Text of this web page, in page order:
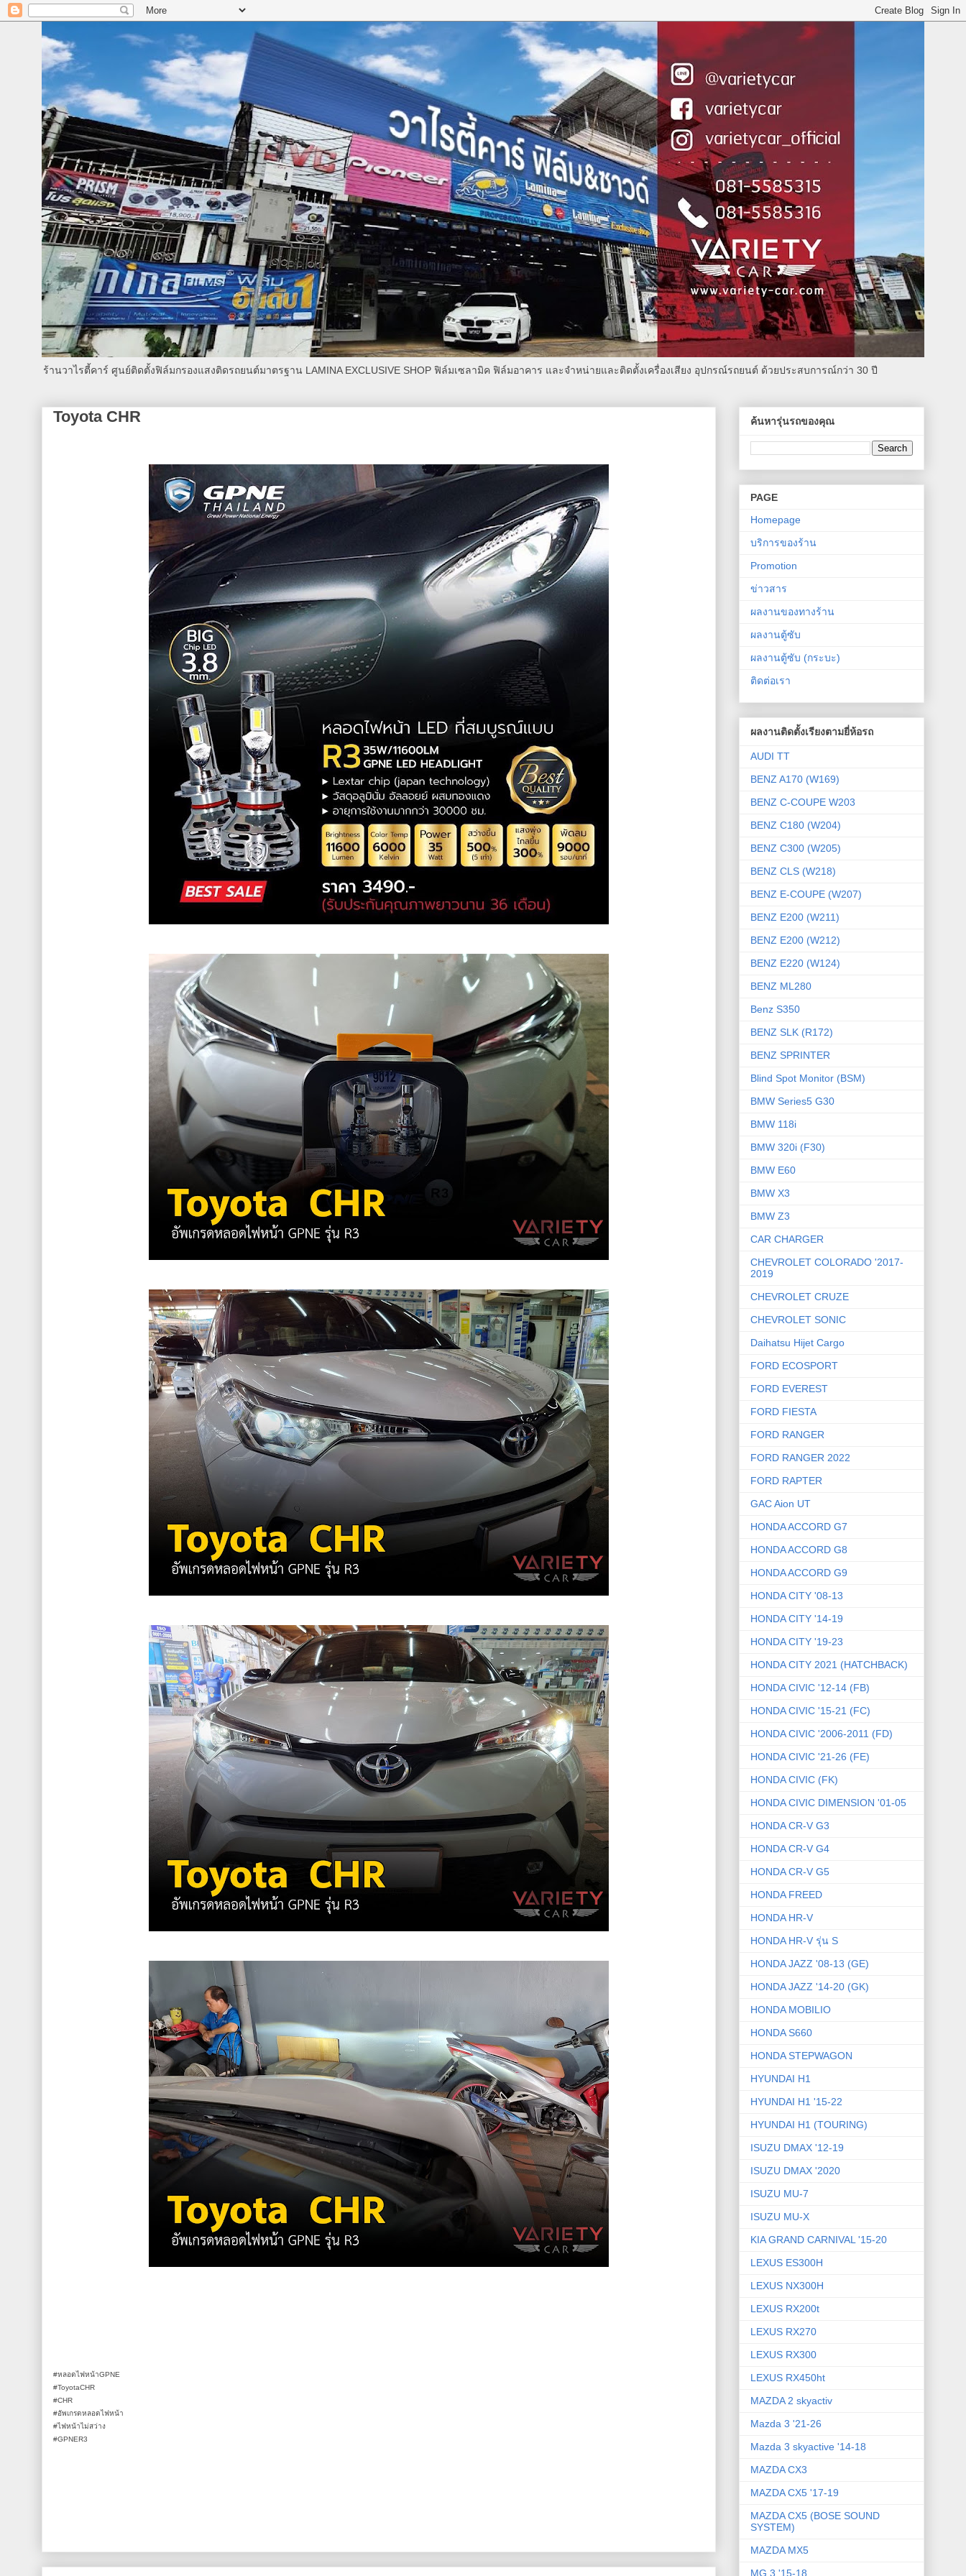
ร้านวาไรตี้คาร์ ศูนย์ติดตั้งฟิล์มกรองแสงติดรถยนต์มาตรฐาน LAMINA EXCLUSIVE SHOP ฟิล์มเซลามิค ฟิล์มอาคาร และจำหน่ายและติดตั้งเครื่องเสียง อุปกรณ์รถยนต์ ด้วยประสบการณ์กว่า 30 ปี
Toyota CHR
#หลอดไฟหน้าGPNE
#ToyotaCHR
#CHR
#อัพเกรดหลอดไฟหน้า
#ไฟหน้าไม่สว่าง
#GPNER3
ค้นหารุ่นรถของคุณ
PAGE
Homepage
บริการของร้าน
Promotion
ข่าวสาร
ผลงานของทางร้าน
ผลงานตู้ซับ
ผลงานตู้ซับ (กระบะ)
ติดต่อเรา
ผลงานติดตั้งเรียงตามยี่ห้อรถ
AUDI TT
BENZ A170 (W169)
BENZ C-COUPE W203
BENZ C180 (W204)
BENZ C300 (W205)
BENZ CLS (W218)
BENZ E-COUPE (W207)
BENZ E200 (W211)
BENZ E200 (W212)
BENZ E220 (W124)
BENZ ML280
Benz S350
BENZ SLK (R172)
BENZ SPRINTER
Blind Spot Monitor (BSM)
BMW Series5 G30
BMW 118i
BMW 320i (F30)
BMW E60
BMW X3
BMW Z3
CAR CHARGER
CHEVROLET COLORADO '2017-
2019
CHEVROLET CRUZE
CHEVROLET SONIC
Daihatsu Hijet Cargo
FORD ECOSPORT
FORD EVEREST
FORD FIESTA
FORD RANGER
FORD RANGER 2022
FORD RAPTER
GAC Aion UT
HONDA ACCORD G7
HONDA ACCORD G8
HONDA ACCORD G9
HONDA CITY '08-13
HONDA CITY '14-19
HONDA CITY '19-23
HONDA CITY 2021 (HATCHBACK)
HONDA CIVIC '12-14 (FB)
HONDA CIVIC '15-21 (FC)
HONDA CIVIC '2006-2011 (FD)
HONDA CIVIC '21-26 (FE)
HONDA CIVIC (FK)
HONDA CIVIC DIMENSION '01-05
HONDA CR-V G3
HONDA CR-V G4
HONDA CR-V G5
HONDA FREED
HONDA HR-V
HONDA HR-V รุ่น S
HONDA JAZZ '08-13 (GE)
HONDA JAZZ '14-20 (GK)
HONDA MOBILIO
HONDA S660
HONDA STEPWAGON
HYUNDAI H1
HYUNDAI H1 '15-22
HYUNDAI H1 (TOURING)
ISUZU DMAX '12-19
ISUZU DMAX '2020
ISUZU MU-7
ISUZU MU-X
KIA GRAND CARNIVAL '15-20
LEXUS ES300H
LEXUS NX300H
LEXUS RX200t
LEXUS RX270
LEXUS RX300
LEXUS RX450ht
MAZDA 2 skyactiv
Mazda 3 '21-26
Mazda 3 skyactive '14-18
MAZDA CX3
MAZDA CX5 '17-19
MAZDA CX5 (BOSE SOUND
SYSTEM)
MAZDA MX5
MG 3 '15-18